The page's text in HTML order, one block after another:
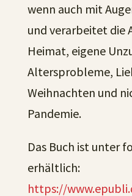
wenn auch mit
und verarbeitet die
Heimat, eigene
Altersprobleme,
Weihnachten und
Pandemie.
Das Buch ist unter
erhältlich:
https://